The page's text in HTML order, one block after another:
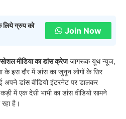
लिये ग्रुप को
Join Now
सोशल मीडिया का डांस क्रेजजागरूक यूथ न्यूज,
के इस दौर में डांस का जुनून लोगों के सिर
डांस वीडियो इंटरनेट पर डालकर
में एक देसी भाभी का डांस वीडियो सामने
है।